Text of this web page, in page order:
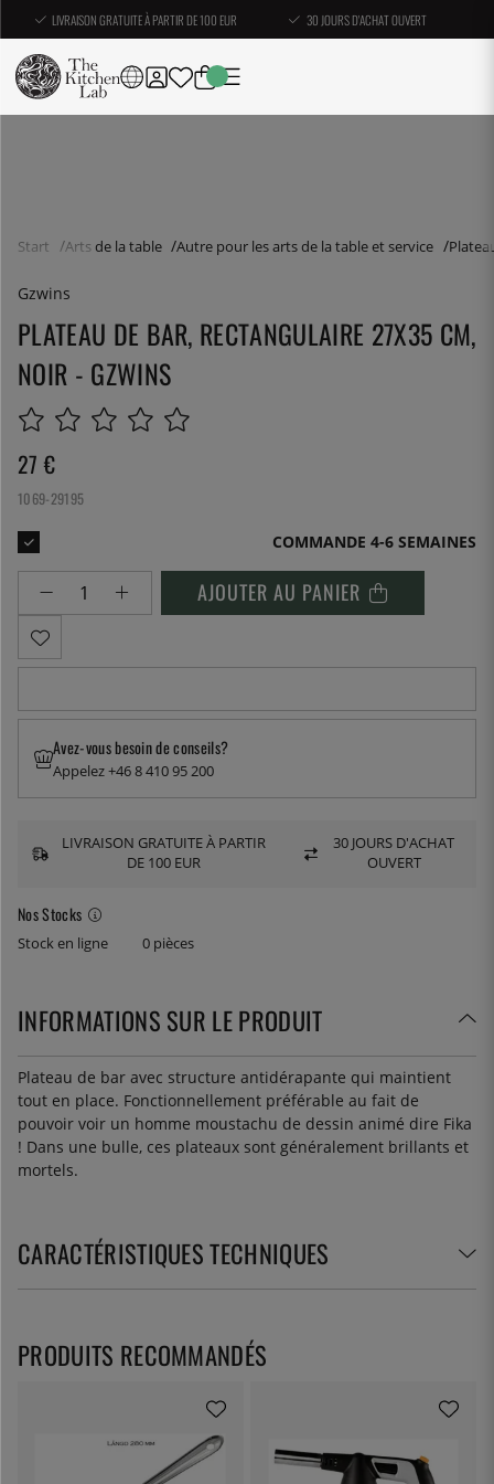
LIVRAISON GRATUITE À PARTIR DE 100 EUR 30 JOURS D'ACHAT OUVERT
Start Arts de la table Autre pour les arts de la table et service
Gzwins
PLATEAU DE BAR, RECTANGULAIRE 27X35 CM,
NOIR - GZWINS
27 €
1069-29195
COMMANDE 4-6 SEMAINES
AJOUTER AU PANIER
Nos Stocks
Stock en ligne 0 pièces
Avez-vous besoin de conseils?
Appelez +46 8 410 95 200
LIVRAISON GRATUITE À PARTIR
DE 100 EUR
30 JOURS D'ACHAT
OUVERT
INFORMATIONS SUR LE PRODUIT
Plateau de bar avec structure antidérapante qui maintient
tout en place. Fonctionnellement préférable au fait de
pouvoir voir un homme moustachu de dessin animé dire Fika
! Dans une bulle, ces plateaux sont généralement brillants et
mortels.
CARACTÉRISTIQUES TECHNIQUES
PRODUITS RECOMMANDÉS